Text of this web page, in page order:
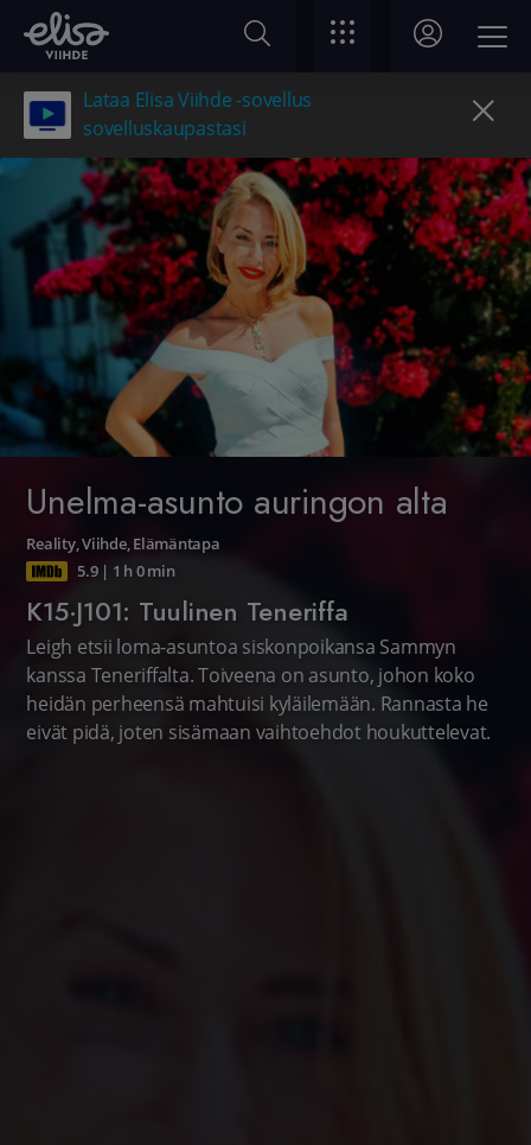
Lataa Elisa Viihde -sovellus
sovelluskaupastasi
Unelma-asunto auringon alta
Reality,Viihde,Elämäntapa
5.9| 1 h 0 min
K15·J101: Tuulinen Teneriffa
Leigh etsii loma-asuntoa siskonpoikansa Sammyn
kanssa Teneriffalta. Toiveena on asunto, johon koko
heidän perheensä mahtuisi kyläilemään. Rannasta he
eivät pidä, joten sisämaan vaihtoehdot houkuttelevat.